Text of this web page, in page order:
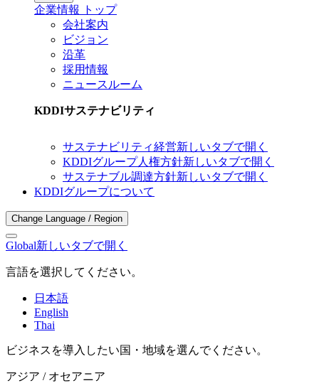
企業情報 トップ
会社案内
ビジョン
沿革
採用情報
ニュースルーム
KDDIサステナビリティ
サステナビリティ経営新しいタブで開く
KDDIグループ人権方針新しいタブで開く
サステナブル調達方針新しいタブで開く
KDDIグループについて
Change Language / Region
Global新しいタブで開く
言語を選択してください。
日本語
English
Thai
ビジネスを導入したい国・地域を選んでください。
アジア / オセアニア